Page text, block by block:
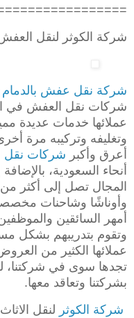
شركة الكوثر لنقل العفش
شركة نقل عفش بالدمام
شركات نقل العفش في
عملائها خدمات عديدة
وتغليفه وتركيبه مرة
أعرق وأكبر شركات نقل
أنحاء السعودية،
المجال تصل إلى أكثر
وأوناشًا وشاحنات
أمهر السائقين
وتقوم بتدريبهم بشكل
عملائها الكثير من
تجدها سوى في شركتنا،
بشركتنا وتعاقد معها.
شركة الكوثر لنقل